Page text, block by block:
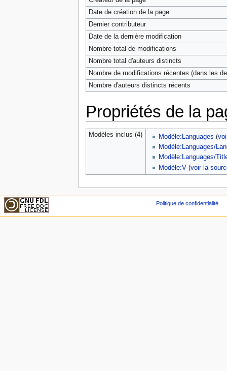
Date de création de la page
Dernier contributeur
Date de la dernière modification
Nombre total de modifications
Nombre total d'auteurs distincts
Nombre de modifications récentes (dans les
Nombre d'auteurs distincts récents
Propriétés de la
Modèles inclus (4) Modèle:Languages (
Modèle:Languages/
Modèle:Languages/
Modèle:V (voir la
Politique de confidentialité